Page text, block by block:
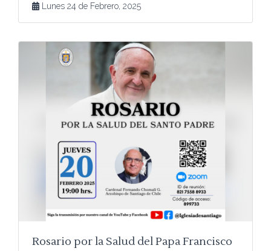
Lunes 24 de Febrero, 2025
Rosario por la Salud del Papa Francisco